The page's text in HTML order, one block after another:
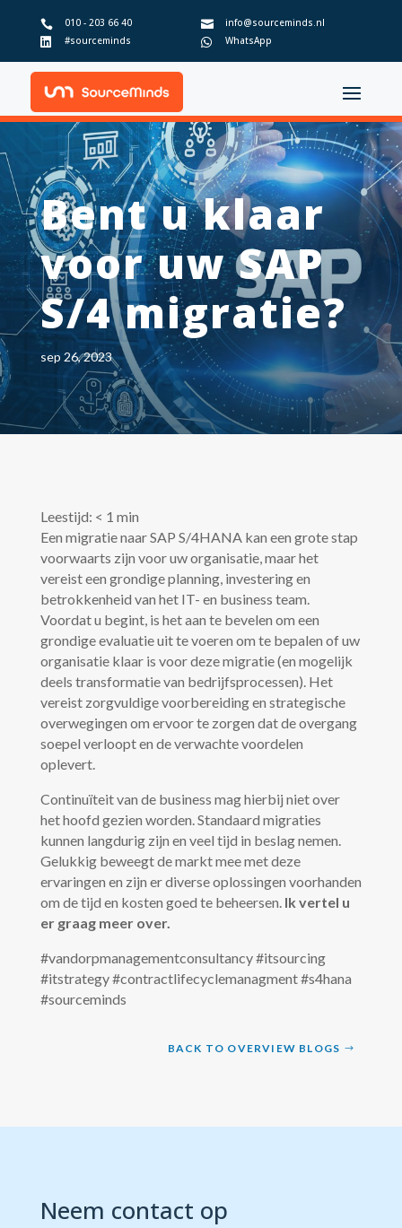

010 - 203 66 40

#sourceminds

info@sourceminds.nl

WhatsApp
Bent u klaar
voor uw SAP
S/4 migratie?
sep 26, 2023
Leestijd: < 1 min
Een migratie naar SAP S/4HANA kan een grote stap
voorwaarts zijn voor uw organisatie, maar het
vereist een grondige planning, investering en
betrokkenheid van het IT- en business team.
Voordat u begint, is het aan te bevelen om een
grondige evaluatie uit te voeren om te bepalen of uw
organisatie klaar is voor deze migratie (en mogelijk
deels transformatie van bedrijfsprocessen). Het
vereist zorgvuldige voorbereiding en strategische
overwegingen om ervoor te zorgen dat de overgang
soepel verloopt en de verwachte voordelen
oplevert.
Continuïteit van de business mag hierbij niet over
het hoofd gezien worden. Standaard migraties
kunnen langdurig zijn en veel tijd in beslag nemen.
Gelukkig beweegt de markt mee met deze
ervaringen en zijn er diverse oplossingen voorhanden
om de tijd en kosten goed te beheersen. Ik vertel u
er graag meer over.
#vandorpmanagementconsultancy #itsourcing
#itstrategy #contractlifecyclemanagment #s4hana
#sourceminds
BACK TO OVERVIEW BLOGS
Neem contact op